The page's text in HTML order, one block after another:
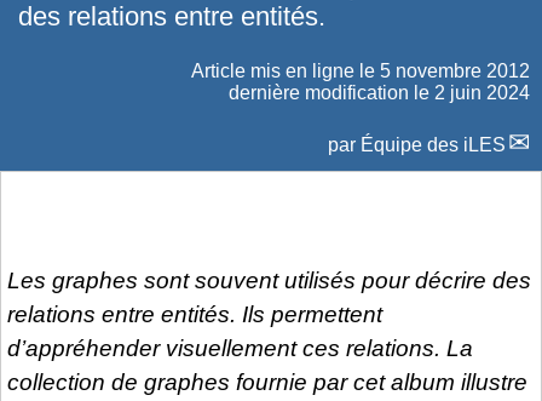
des relations entre entités.
Article mis en ligne le 5 novembre 2012
dernière modification le 2 juin 2024
par Équipe des iLES
Les graphes sont souvent utilisés pour décrire des
relations entre entités. Ils permettent
d’appréhender visuellement ces relations. La
collection de graphes fournie par cet album illustre